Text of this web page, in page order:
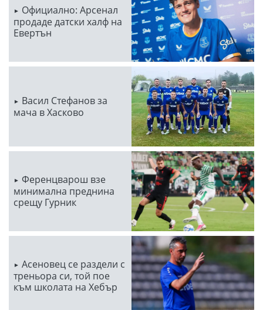
Официално: Арсенал
продаде датски халф на
Евертън
Васил Стефанов за
мача в Хасково
Ференцварош взе
минимална преднина
срещу Гурник
Асеновец се раздели с
треньора си, той пое
към школата на Хебър